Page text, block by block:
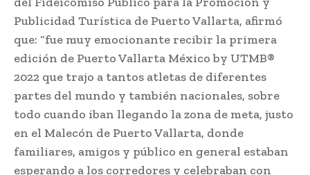
Publicidad Turística de Puerto Vallarta, afirmó
que: “fue muy emocionante recibir la primera
edición de Puerto Vallarta México by UTMB®
2022 que trajo a tantos atletas de diferentes
partes del mundo y también nacionales, sobre
todo cuando iban llegando la zona de meta, justo
en el Malecón de Puerto Vallarta, donde
familiares, amigos y público en general estaban
esperando a los corredores y celebraban con